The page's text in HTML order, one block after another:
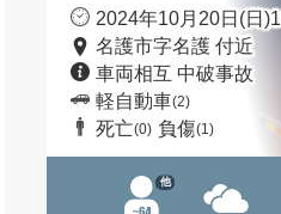
2024年10月20日(日
名護市字名護 付近
車両相互 中破事故
軽自動車(2)
死亡(0) 負傷(1)
他